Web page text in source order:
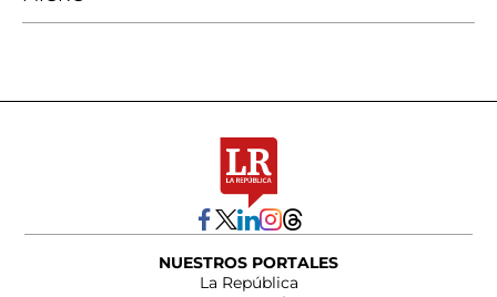
NUESTROS PORTALES
La República